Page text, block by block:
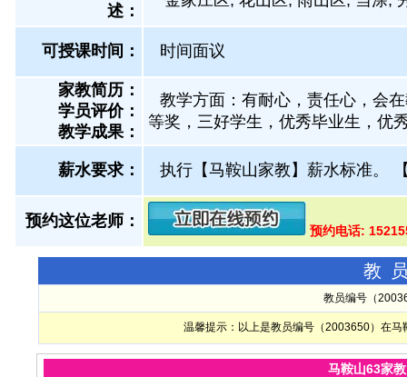
述：
可授课时间： 时间面议
家教简历：
学员评价：
教学成果：
教学方面：有耐心，责任心，会
等奖，三好学生，优秀毕业生，优
薪水要求： 执行【马鞍山家教】薪水标准。
预约这位老师：
预约电话:
教
教员编号（
温馨提示：以上是教员编号（2003650）在
马鞍山63家